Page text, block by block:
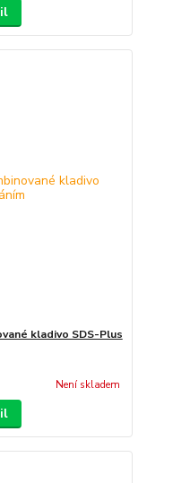
kladivo SDS-Plus
Není skladem